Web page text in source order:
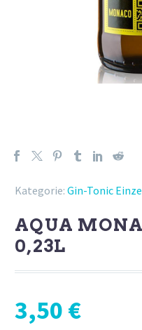
Kategorie: Gin-Tonic
AQUA
0,23L
3,50 €